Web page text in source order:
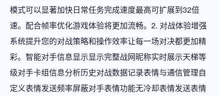
模式可以显著加快日常任务完成速度最高可扩展到32倍
速。配合帧率优化游戏体验将更加流畅。2. 对战体验增强
系统提升您的对战策略和操作效率让每一场对决都更加精
彩。智能对手信息显示显示完整战网昵称实时展示天梯等
级对手卡组信息分析历史对战数据记录表情与通信管理自
定义表情发送频率屏蔽对手表情功能无冷却表情发送表情